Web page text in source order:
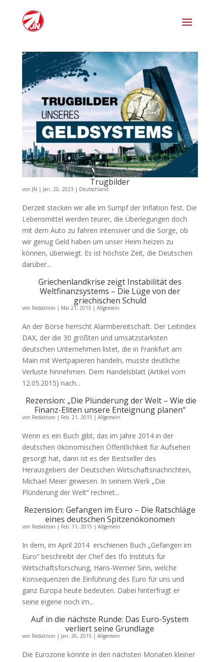
Trugbilder
von JN | Jan. 20, 2023 | Deutschland
Derzeit stecken wir alle im Sumpf der Inflation fest. Die
Lebensmittel werden teurer, die Überlegungen doch
mit dem Auto zu fahren intensiver und die Sorge, ob
wir genug Geld haben um unser Heim heizen zu
können, überwiegt. Es ist höchste Zeit, die Deutschen
darüber...
Griechenlandkrise zeigt Instabilität des
Weltfinanzsystems – Die Lüge von der
griechischen Schuld
von Redaktion | Mai 21, 2015 | Allgemein
An der Börse herrscht Alarmbereitschaft. Der Leitindex
DAX, der die 30 größten und umsatzstärksten
deutschen Unternehmen listet, die in Frankfurt am
Main mit Wertpapieren handeln, musste deutliche
Verluste hinnehmen. Dem Handelsblatt (Artikel vom
12.05.2015) nach...
Rezension: „Die Plünderung der Welt – Wie die
Finanz-Eliten unsere Enteignung planen“
von Redaktion | Feb. 21, 2015 | Allgemein
Wenn es ein Buch gibt, das im Jahre 2014 in der
deutschen ökonomischen Öffentlichkeit für Aufsehen
gesorgt hat, dann ist es der Bestseller des
Herausgebers der Deutschen Wirtschaftsnachrichten,
Michael Meier gewesen. In seinem Werk „Die
Plünderung der Welt“ rechnet...
Rezension: Gefangen im Euro – Die Ratschläge
eines deutschen Spitzenökonomen
von Redaktion | Feb. 11, 2015 | Allgemein
In dem, im April 2014 erschienen Buch „Gefangen im
Euro“ beschreibt der Chef des Ifo Instituts für
Wirtschaftsforschung, Hans-Werner Sinn, welche
Konsequenzen die Einführung des Euro für uns und
ganz Europa heute bedeuten. Dabei hinterfragt er
seine eigene noch im...
Auf in die nächste Runde: Das Euro-System
verliert seine Grundlage
von Redaktion | Jan. 26, 2015 | Allgemein
Die Eurozone könnte in den nächsten Monaten kleiner